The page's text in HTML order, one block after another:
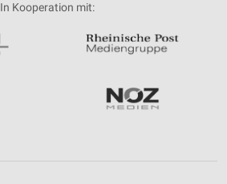
In Kooperation mit: